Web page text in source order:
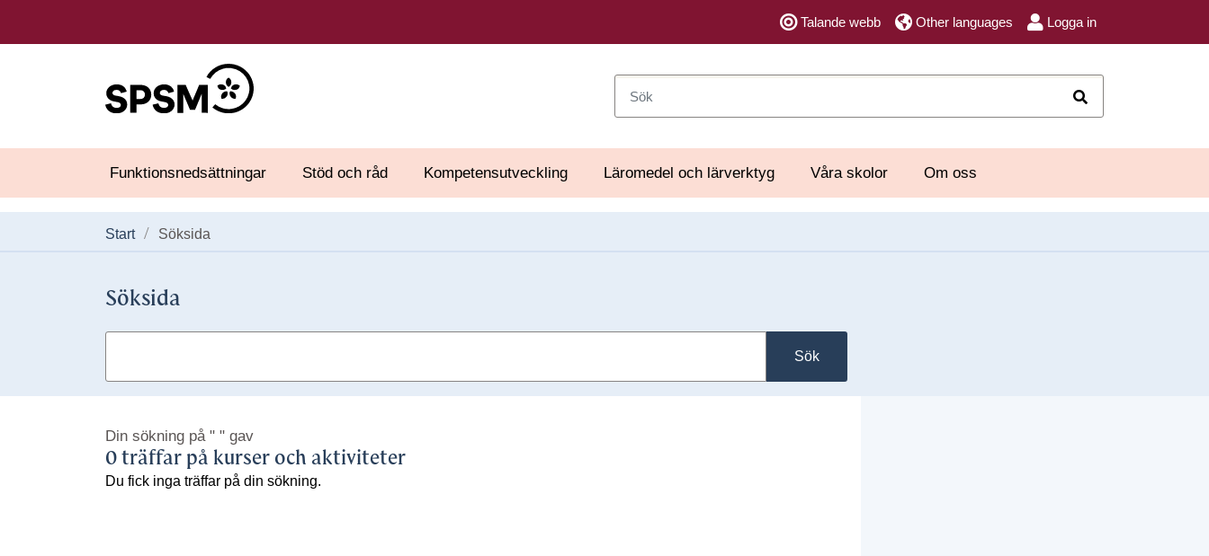
Talande webb Other languages Logga in
Funktionsnedsättningar Stöd och råd Kompetensutveckling Läromedel och lärverktyg Våra skolor Om oss
Start Söksida
Söksida
Sök
Din sökning på " " gav
0 träffar på kurser och aktiviteter
Du fick inga träffar på din sökning.